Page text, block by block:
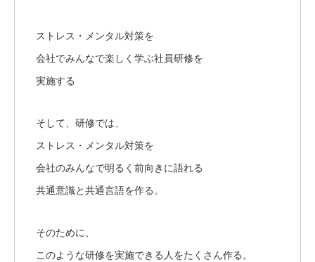
ストレス・メンタル対策を
会社でみんなで楽しく学ぶ社員研修を
実施する
そして、研修では、
ストレス・メンタル対策を
会社のみんなで明るく前向きに語れる
共通意識と共通言語を作る。
そのために、
このような研修を実施できる人をたくさん作る。